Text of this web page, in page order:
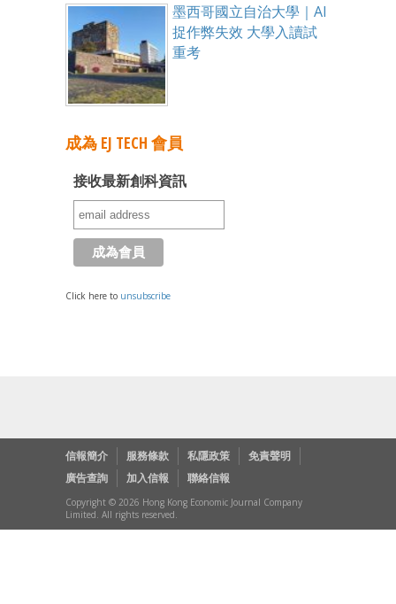
墨西哥國立自治大學｜AI
捉作弊失效 大學入讀試
重考
成為 EJ TECH 會員
接收最新創科資訊
Click here to unsubscribe
信報簡介 服務條款 私隱政策
免責聲明
廣告查詢
加入信報 聯絡信報
Copyright © 2026 Hong Kong Economic Journal Company
Limited. All rights reserved.